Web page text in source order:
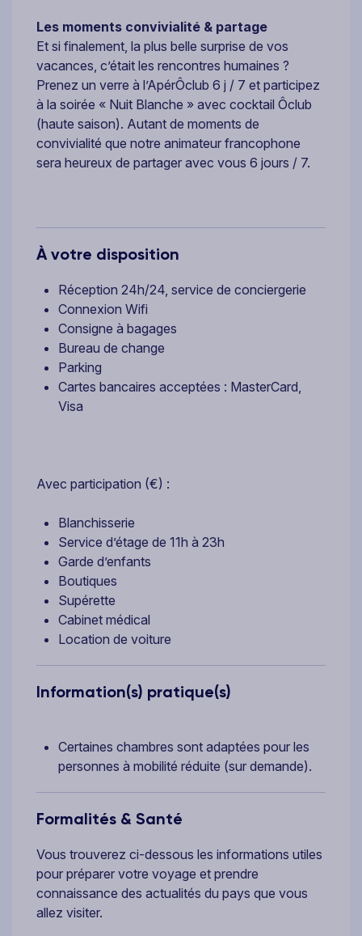
Les moments convivialité & partage
Et si finalement, la plus belle surprise de vos
vacances, c’était les rencontres humaines ?
Prenez un verre à l’ApérÔclub 6 j / 7 et participez
à la soirée « Nuit Blanche » avec cocktail Ôclub
(haute saison). Autant de moments de
convivialité que notre animateur francophone
sera heureux de partager avec vous 6 jours / 7.
À votre disposition
Réception 24h/24, service de conciergerie
Connexion Wifi
Consigne à bagages
Bureau de change
Parking
Cartes bancaires acceptées : MasterCard,
Visa
Avec participation (€) :
Blanchisserie
Service d’étage de 11h à 23h
Garde d’enfants
Boutiques
Supérette
Cabinet médical
Location de voiture
Information(s) pratique(s)
Certaines chambres sont adaptées pour les
personnes à mobilité réduite (sur demande).
Formalités & Santé
Vous trouverez ci-dessous les informations utiles
pour préparer votre voyage et prendre
connaissance des actualités du pays que vous
allez visiter.